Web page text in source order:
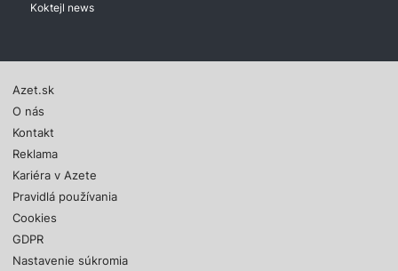
Koktejl news
Azet.sk
O nás
Kontakt
Reklama
Kariéra v Azete
Pravidlá používania
Cookies
GDPR
Nastavenie súkromia